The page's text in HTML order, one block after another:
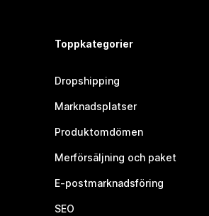
Toppkategorier
Dropshipping
Marknadsplatser
Produktomdömen
Merförsäljning och paket
E-postmarknadsföring
SEO